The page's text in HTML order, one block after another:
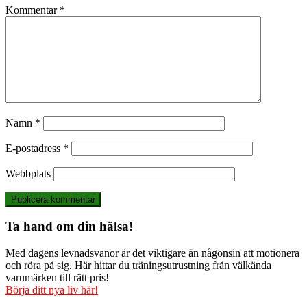
Kommentar *
Namn *
E-postadress *
Webbplats
Ta hand om din hälsa!
Med dagens levnadsvanor är det viktigare än någonsin att motionera
och röra på sig. Här hittar du träningsutrustning från välkända
varumärken till rätt pris!
Börja ditt nya liv här!